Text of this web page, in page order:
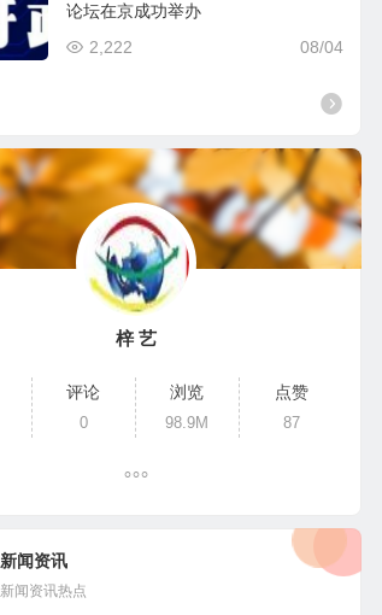
论坛在京成功举办
08/04
2,222
梓 艺
评论
0
浏览
98.9M
点赞
87
新闻资讯
新闻资讯热点